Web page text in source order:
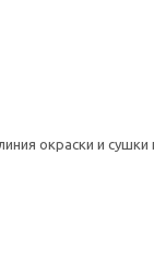
окраски и сушки